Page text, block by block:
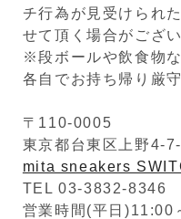
チ行為が見受けられ
せて頂く場合がござい
※段ボールや飲食物
各自でお持ち帰り厳
〒110-0005
東京都台東区上野4-
mita sneakers
TEL 03-3832-8346
営業時間(平日)11:00